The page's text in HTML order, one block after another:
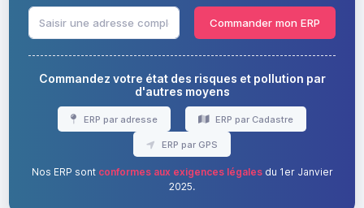
Commander mon ERP
Commandez votre état des risques et pollution par
d'autres moyens
ERP par adresse ERP par Cadastre
ERP par GPS
Nos ERP sont conformes aux exigences légalesdu 1er Janvier
2025.